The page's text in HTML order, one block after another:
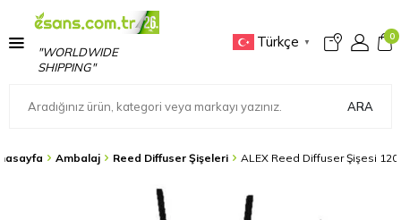
"WORLDWIDE
SHIPPING"
Türkçe ▼
0
ARA
Ambalaj Reed Diffuser Şişeleri ALEX Reed Diffuser Şişesi